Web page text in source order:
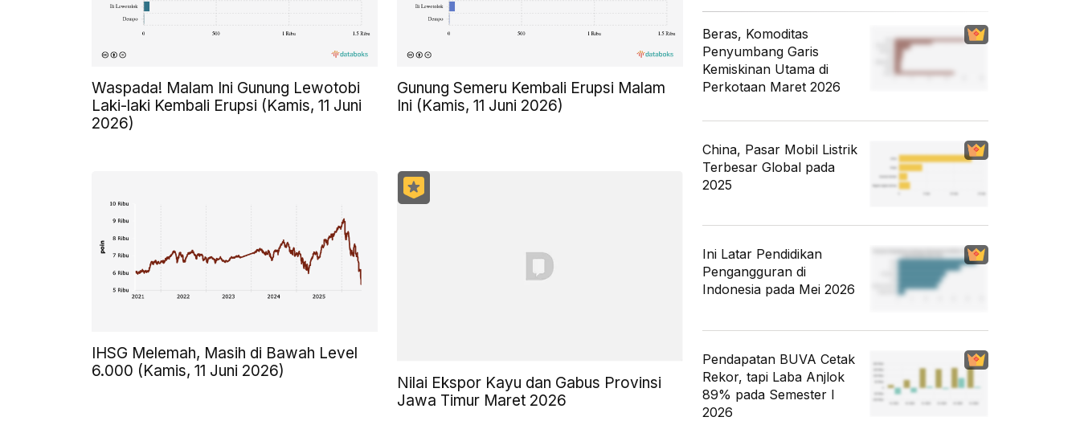
Waspada! Malam Ini Gunung Lewotobi
Laki-laki Kembali Erupsi (Kamis, 11 Juni
2026)
Gunung Semeru Kembali Erupsi Malam
Ini (Kamis, 11 Juni 2026)
IHSG Melemah, Masih di Bawah Level
6.000 (Kamis, 11 Juni 2026)
Nilai Ekspor Kayu dan Gabus Provinsi
Jawa Timur Maret 2026
Beras, Komoditas
Penyumbang Garis
Kemiskinan Utama di
Perkotaan Maret 2026
China, Pasar Mobil Listrik
Terbesar Global pada
2025
Ini Latar Pendidikan
Pengangguran di
Indonesia pada Mei 2026
Pendapatan BUVA Cetak
Rekor, tapi Laba Anjlok
89% pada Semester I
2026